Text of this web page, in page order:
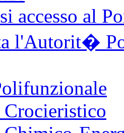
accesso al
l'Autorit�